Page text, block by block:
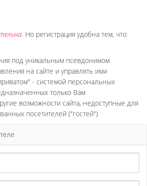
. Но регистрация удобна тем, что
под уникальным псевдонимом
на сайте и управлять ими
- системой персональных
только Вам
возможности сайта, недоступные для
посетителей ("гостей")